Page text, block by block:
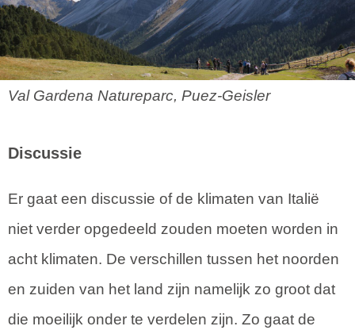
Val Gardena Natureparc, Puez-Geisler
Discussie
Er gaat een discussie of de klimaten van Italië
niet verder opgedeeld zouden moeten worden in
acht klimaten. De verschillen tussen het noorden
en zuiden van het land zijn namelijk zo groot dat
die moeilijk onder te verdelen zijn. Zo gaat de